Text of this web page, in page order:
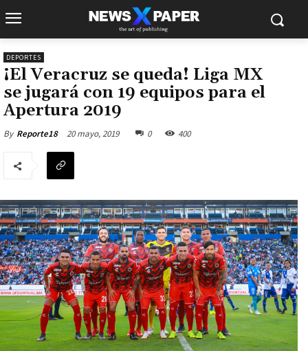
DEPORTES
¡El Veracruz se queda! Liga MX
se jugará con 19 equipos para el
Apertura 2019
By Reporte18 20 mayo, 2019 0 400